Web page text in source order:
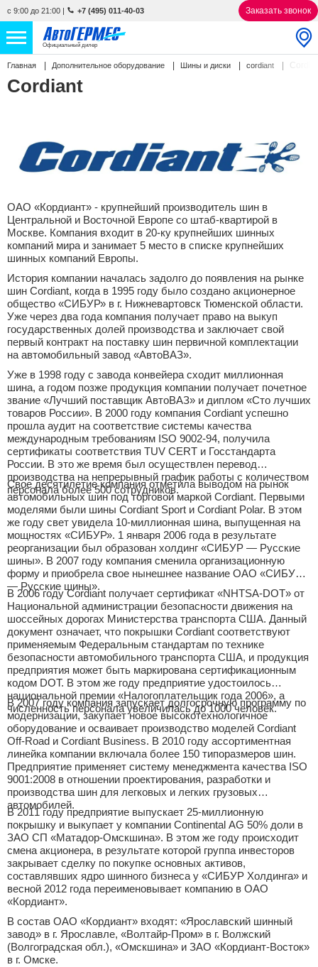
с 9:00 до 21:00 | +7 (495) 011-40-03 Заказать звонок
Официальный дилер
НОВЫЕ АВТОМОБИЛИ 4759 авто
СЕРВИС
УСЛУГИ
АКЦИИ
О КОМПАНИИ
КОНТАКТЫ
Избранное
Сравнение
Личный кабинет
Главная Дополнительное оборудование Шины и диски cordiant
Cordiant
ОАО «Кордиант» - крупнейший производитель шин в
Центральной и Восточной Европе со штаб-квартирой в
Москве. Компания входит в 20-ку крупнейших шинных
компаний мира и занимает 5 место в списке крупнейших
шинных компаний Европы.
История компании началась задолго до появления на рынке
шин Cordiant, когда в 1995 году было создано акционерное
общество «СИБУР» в г. Нижневартовск Тюменской области.
Уже через два года компания получает право на выкуп
государственных долей производства и заключает свой
первый контракт на поставку шин первичной комплектации
на автомобильный завод «АвтоВАЗ».
Уже в 1998 году с завода конвейера сходит миллионная
шина, а годом позже продукция компании получает почетное
звание «Лучший поставщик АвтоВАЗ» и диплом «Сто лучших
товаров России». В 2000 году компания Cordiant успешно
прошла аудит на соответствие системы качества
международным требованиям ISO 9002-94, получила
сертификаты соответствия TUV CERT и Госстандарта
России. В это же время был осуществлен перевод
производства на непрерывный график работы с количеством
персонала более 500 сотрудников.
Свое десятилетие компания отметила выводом на рынок
автомобильных шин под торговой маркой Cordiant. Первыми
моделями были шины Cordiant Sport и Cordiant Polar. В этом
же году свет увидела 10-миллионная шина, выпущенная на
мощностях «СИБУР». 1 января 2006 года в результате
реорганизации был образован холдинг «СИБУР — Русские
шины». В 2007 году компания сменила организационную
форму и приобрела свое нынешнее название ОАО «СИБУР
— Русские шины».
В 2006 году Cordiant получает сертификат «NHTSA-DOT» от
Национальной администрации безопасности движения на
шоссейных дорогах Министерства транспорта США. Данный
документ означает, что покрышки Cordiant соответствуют
применяемым Федеральным стандартам по технике
безопасности автомобильного транспорта США, и продукция
предприятия может быть маркирована сертификационным
кодом DOT. В этом же году предприятие удостоилось
национальной премии «Налогоплательщик года 2006», а
численность персонала увеличилась до 1000 человек.
В 2007 году компания запускает долгосрочную программу по
модернизации, закупает новое высокотехнологичное
оборудование и осваивает производство моделей Cordiant
Off-Road и Cordiant Business. В 2010 году ассортиментная
линейка компании включала более 150 типоразмеров шин.
Предприятие применяет систему менеджмента качества ISO
9001:2008 в отношении проектирования, разработки и
производства шин для легковых и легких грузовых
автомобилей.
В 2011 году предприятие выпускает 25-миллионную
покрышку и выкупает у компании Continental AG 50% доли в
ЗАО СП «Матадор-Омскшина». В этом же году происходит
смена акционера, в результате которой группа инвесторов
закрывает сделку по покупке основных активов,
составлявших ядро шинного бизнеса у «СИБУР Холдинга» и
весной 2012 года переименовывает компанию в ОАО
«Кордиант».
В состав ОАО «Кордиант» входят: «Ярославский шинный
завод» в г. Ярославле, «Волтайр-Пром» в г. Волжский
(Волгоградская обл.), «Омскшина» и ЗАО «Кордиант-Восток»
в г. Омске.